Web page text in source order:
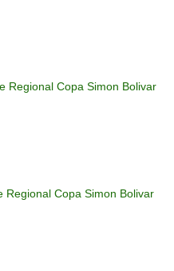
Regional Copa Simon Bolivar
Regional Copa Simon Bolivar